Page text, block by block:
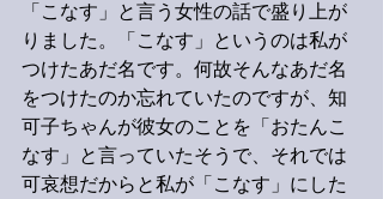
「こなす」と言う女性の話で盛り上が
りました。「こなす」というのは私が
つけたあだ名です。何故そんなあだ名
をつけたのか忘れていたのですが、知
可子ちゃんが彼女のことを「おたんこ
なす」と言っていたそうで、それでは
可哀想だからと私が「こなす」にした